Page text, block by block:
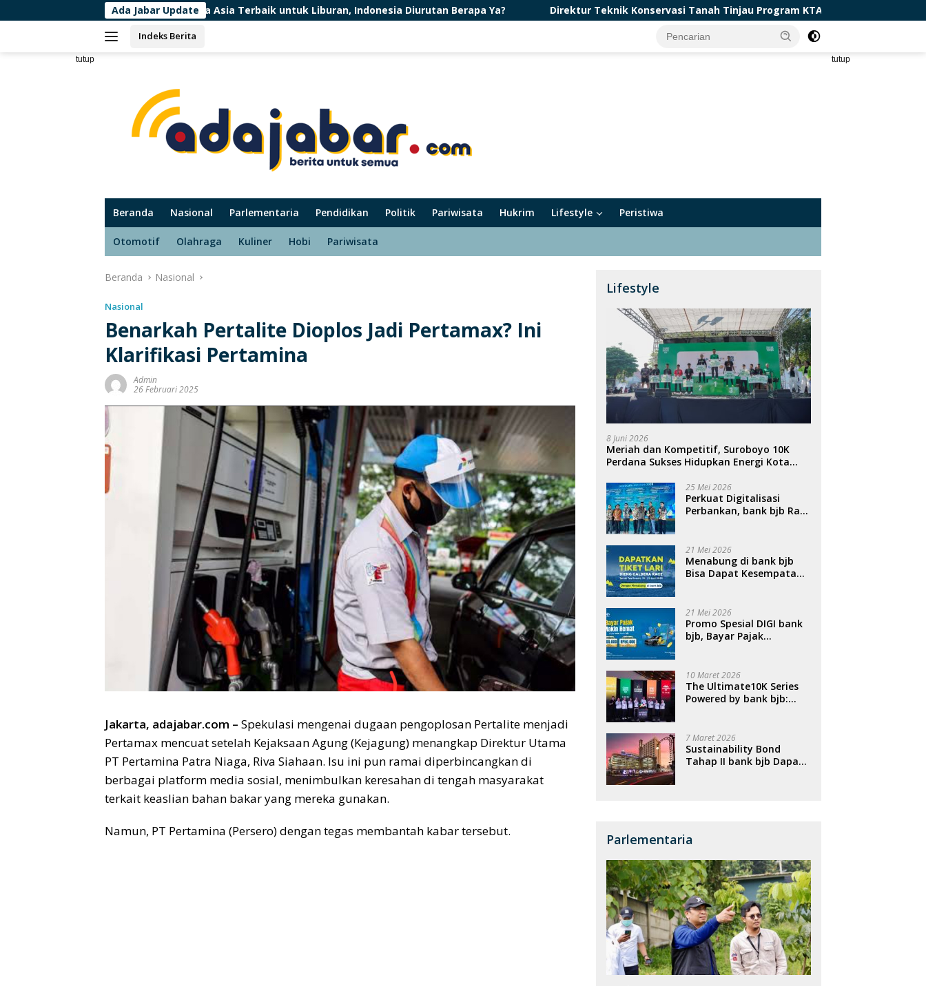
ke
Ada Jabar Update
Top 10 Negara Asia Terbaik untuk Liburan, Indonesia Diurutan Berapa Ya? Direktur Teknik Konservasi Tanah Tinjau Program KTA dan Rehabilitasi DAS di Sumedang
Indeks Berita
tutup tutup
Beranda Nasional Parlementaria Pendidikan Politik Pariwisata Hukrim Lifestyle Peristiwa
Otomotif Olahraga Kuliner Hobi Pariwisata
Beranda Nasional
Nasional
Benarkah Pertalite Dioplos Jadi Pertamax? Ini
Klarifikasi Pertamina
Admin
26 Februari 2025
Jakarta, adajabar.com – Spekulasi mengenai dugaan pengoplosan Pertalite menjadi
Pertamax mencuat setelah Kejaksaan Agung (Kejagung) menangkap Direktur Utama
PT Pertamina Patra Niaga, Riva Siahaan. Isu ini pun ramai diperbincangkan di
berbagai platform media sosial, menimbulkan keresahan di tengah masyarakat
terkait keaslian bahan bakar yang mereka gunakan.
Namun, PT Pertamina (Persero) dengan tegas membantah kabar tersebut.
Lifestyle
8 Juni 2026
Meriah dan Kompetitif, Suroboyo 10K
Perdana Sukses Hidupkan Energi Kota
25 Mei 2026
Perkuat Digitalisasi
Perbankan, bank bjb Raih
DIGIWARA 2026
21 Mei 2026
Menabung di bank bjb
Bisa Dapat Kesempatan
21 Mei 2026
Promo Spesial DIGI bank
bjb, Bayar Pajak
10 Maret 2026
The Ultimate10K Series
Powered by bank bjb:
Ekonomi, dan
Menghidupkan Sport
Tourism Nasional
7 Maret 2026
Sustainability Bond
Tahap II bank bjb Dapat
Parlementaria